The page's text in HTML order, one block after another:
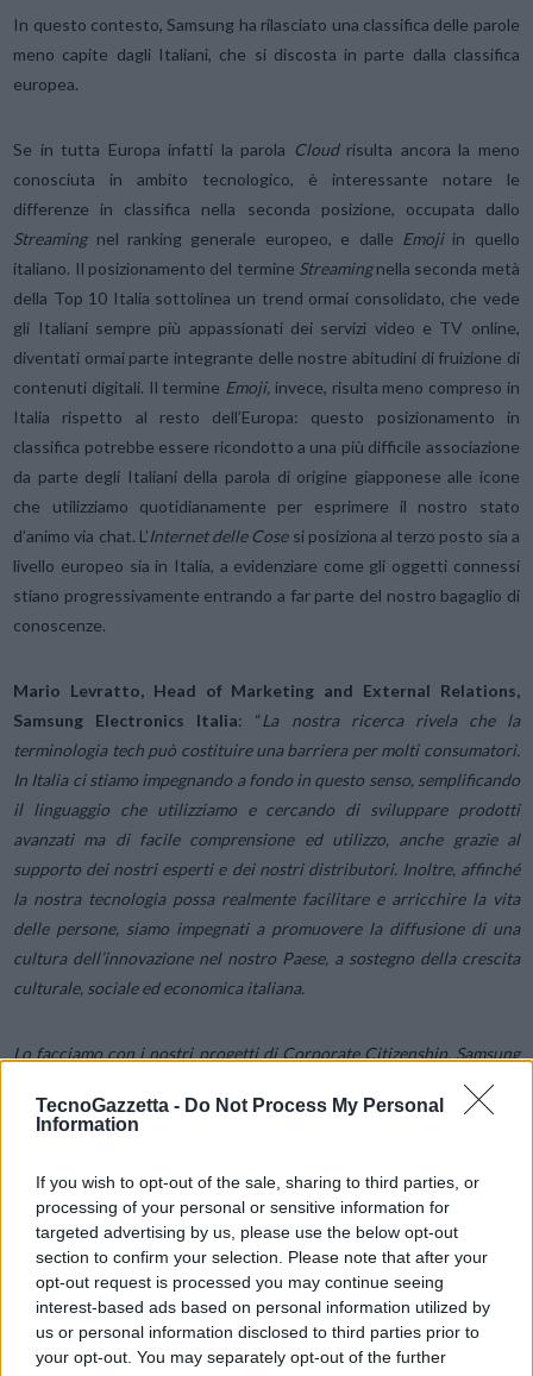
TecnoGazzetta - Do Not Process My Personal
Information
If you wish to opt-out of the sale, sharing to third parties, or
processing of your personal or sensitive information for
targeted advertising by us, please use the below opt-out
section to confirm your selection. Please note that after your
opt-out request is processed you may continue seeing
interest-based ads based on personal information utilized by
us or personal information disclosed to third parties prior to
your opt-out. You may separately opt-out of the further
In questo contesto, Samsung ha rilasciato una classifica delle parole
meno capite dagli Italiani, che si discosta in parte dalla classifica
europea.
Se in tutta Europa infatti la parola Cloudrisulta ancora la meno
conosciuta in ambito tecnologico, è interessante notare le
differenze in classifica nella seconda posizione, occupata dallo
Streamingnel ranking generale europeo, e dalle Emoji in quello
italiano. Il posizionamento del termine Streamingnella seconda metà
della Top 10 Italia sottolinea un trend ormai consolidato, che vede
gli Italiani sempre più appassionati dei servizi video e TV online,
diventati ormai parte integrante delle nostre abitudini di fruizione di
contenuti digitali. Il termine Emoji, invece, risulta meno compreso in
Italia rispetto al resto dell’Europa: questo posizionamento in
classifica potrebbe essere ricondotto a una più difficile associazione
da parte degli Italiani della parola di origine giapponese alle icone
che utilizziamo quotidianamente per esprimere il nostro stato
d’animo via chat. L’Internet delle Cose si posiziona al terzo posto sia a
livello europeo sia in Italia, a evidenziare come gli oggetti connessi
stiano progressivamente entrando a far parte del nostro bagaglio di
conoscenze.
Mario Levratto, Head of Marketing and External Relations,
Samsung Electronics Italia: “La nostra ricerca rivela che la
terminologia tech può costituire una barriera per molti consumatori.
In Italia ci stiamo impegnando a fondo in questo senso, semplificando
il linguaggio che utilizziamo e cercando di sviluppare prodotti
avanzati ma di facile comprensione ed utilizzo, anche grazie al
supporto dei nostri esperti e dei nostri distributori. Inoltre, affinché
la nostra tecnologia possa realmente facilitare e arricchire la vita
delle persone, siamo impegnati a promuovere la diffusione di una
cultura dell’innovazione nel nostro Paese, a sostegno della crescita
culturale, sociale ed economica italiana.
Lo facciamo con i nostri progetti di Corporate Citizenship. Samsung
ha sviluppato nel nostro Paese iniziative nei principali ambiti socio-
economici – dall’arte alla scuola, dalla sicurezza nell’uso di Internet
tutti gli Italiani, in particolar modo i più giovani, ma non solo, a
comprenderne appieno il significato e i benefici, e ad acquisire le
competenze richieste dal mercato.”
Per accelerare l’evoluzione in senso digitale, facendo sì che i giovani
si sentano a proprio agio con le nuove tecnologie, Samsung in Italia
collabora con scuole e istituzioni per valorizzare i talenti e sostenere